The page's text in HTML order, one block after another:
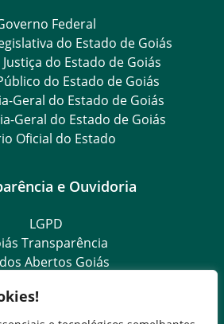
Federal
do Estado de Goiás
do Estado de Goiás
do Estado de Goiás
Geral do Estado de Goiás
Geral do Estado de Goiás
Oficial do Estado
e Ouvidoria
LGPD
Transparência
Abertos Goiás
de Informação ao Cidadão
Setorial (Expresso)